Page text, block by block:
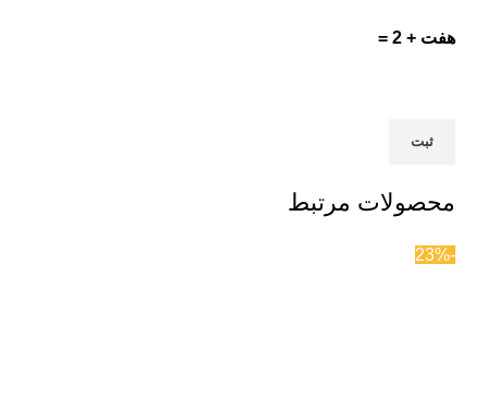
هفت + 2 =
محصولات مرتبط
-23%